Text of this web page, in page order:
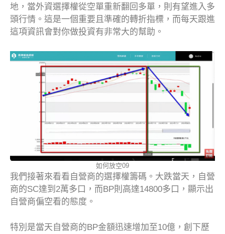
地，當外資選擇權從空單重新翻回多單，則有望進入多
頭行情。這是一個重要且準確的轉折指標，而每天跟進
這項資訊會對你做投資有非常大的幫助。
如何放空09
我們接著來看看自營商的選擇權籌碼。大跌當天，自營
商的SC達到2萬多口，而BP則高達14800多口，顯示出
自營商偏空看的態度。
特別是當天自營商的BP金額迅速增加至10億，創下歷